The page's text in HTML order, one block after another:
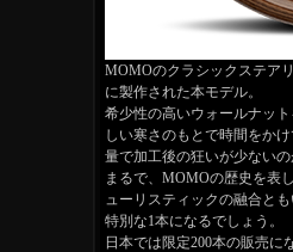
MOMOのクラシックステア
に製作された本モデル。
希少性の高いウォールナッ
しい寒さのもとで時間をか
量で加工後の狂いが少ないの
まるで、MOMOの歴史を表
ューリスティックの融合と
特別な1本になるでしょう。
日本では限定200本の販売に